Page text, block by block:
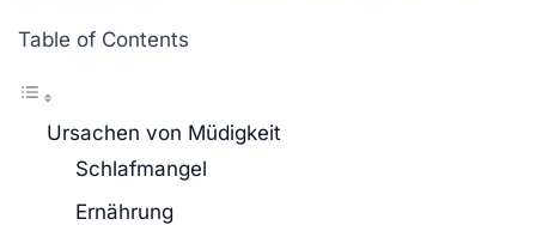
Table of Contents
Ursachen von Müdigkeit
Schlafmangel
Ernährung